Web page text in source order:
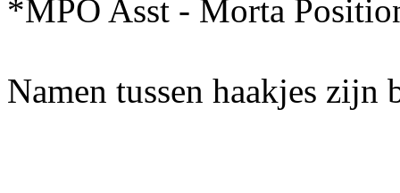
*MPO Asst - Morta
Namen tussen haakjes zijn